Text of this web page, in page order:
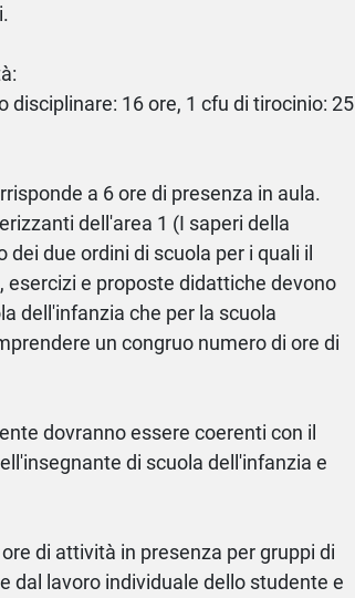
disciplinare: 16 ore, 1 cfu di tirocinio: 25
a 6 ore di presenza in aula.
dell'area 1 (I saperi della
due ordini di scuola per i quali il
e proposte didattiche devono
dell'infanzia che per la scuola
un congruo numero di ore di
dovranno essere coerenti con il
di scuola dell'infanzia e
di attività in presenza per gruppi di
dal lavoro individuale dello studente e